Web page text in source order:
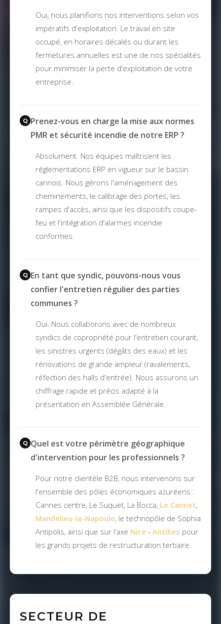
Oui, nous planifions nos interventions selon vos
impératifs d'exploitation. Le travail en site
occupé, en horaires décalés ou durant les
fermetures annuelles est une de nos spécialités
pour minimiser la perte d'exploitation de votre
entreprise.
Prenez-vous en charge la mise aux normes
PMR et sécurité incendie de notre ERP ?
Absolument. Nos équipes maîtrisent les
réglementations ERP en vigueur sur le bassin
cannois. Nous gérons l'aménagement des
cheminements, le calibrage des portes, les
rampes d'accès, ainsi que les dispositifs coupe-
feu et l'intégration d'alarmes incendie
conformes.
En tant que syndic, pouvons-nous vous
confier l'entretien régulier des parties
communes ?
Oui. Nous collaborons avec de nombreux
syndics de copropriété pour l'entretien courant,
les sinistres urgents (dégâts des eaux) et les
rénovations de grande ampleur (ravalements,
réfection des halls d'entrée). Nous assurons un
chiffrage rapide et précis adapté à la
présentation en Assemblée Générale.
Quel est votre périmètre géographique
d'intervention pour les professionnels ?
Pour notre clientèle B2B, nous intervenons sur
l'ensemble des pôles économiques azuréens :
Cannes centre, Le Suquet, La Bocca, Le Cannet,
Mandelieu-la-Napoule, le technopôle de Sophia
Antipolis, ainsi que sur l'axe Nice - Antibes pour
les grands projets de restructuration tertiaire.
SECTEUR DE